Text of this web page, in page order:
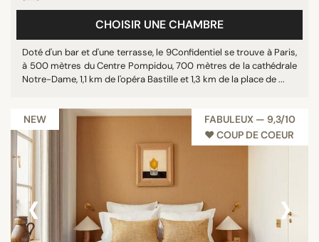
CHOISIR UNE CHAMBRE
Doté d'un bar et d'une terrasse, le 9Confidentiel se trouve à Paris,
à 500 mètres du Centre Pompidou, 700 mètres de la cathédrale
Notre-Dame, 1,1 km de l'opéra Bastille et 1,3 km de la place de ...
NEW
FABULEUX — 9,3/10
♥︎ COUP DE COEUR
‹ ›